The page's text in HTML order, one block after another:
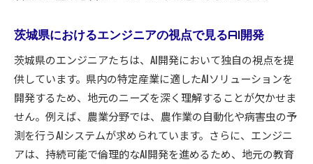
茨城県におけるエンジニアの視点で見るAI開発
茨城県のエンジニアたちは、AI開発において独自の視点を提
供しています。県内の特定産業に適したAIソリューションを
開発するため、地元のニーズを深く理解することが欠かせま
せん。例えば、農業分野では、農作業の自動化や病害虫の予
測を行うAIシステムが求められています。さらに、エンジニ
アは、持続可能で倫理的なAI開発を進めるため、地元の教育